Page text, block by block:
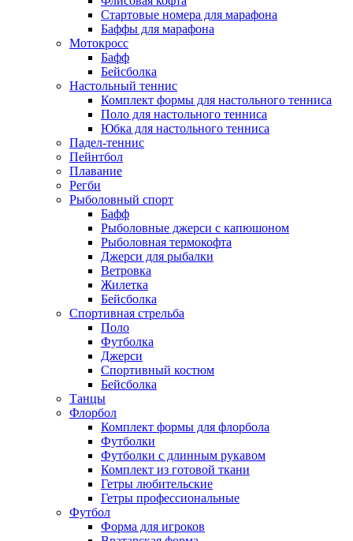
Стартовые номера для марафона
Баффы для марафона
Мотокросс
Бафф
Бейсболка
Настольный теннис
Комплект формы для настольного тенниса
Поло для настольного тенниса
Юбка для настольного тенниса
Падел-теннис
Пейнтбол
Плавание
Регби
Рыболовный спорт
Бафф
Рыболовные джерси с капюшоном
Рыболовная термокофта
Джерси для рыбалки
Ветровка
Жилетка
Бейсболка
Спортивная стрельба
Поло
Футболка
Джерси
Спортивный костюм
Бейсболка
Танцы
Флорбол
Комплект формы для флорбола
Футболки
Футболки с длинным рукавом
Комплект из готовой ткани
Гетры любительские
Гетры профессиональные
Футбол
Форма для игроков